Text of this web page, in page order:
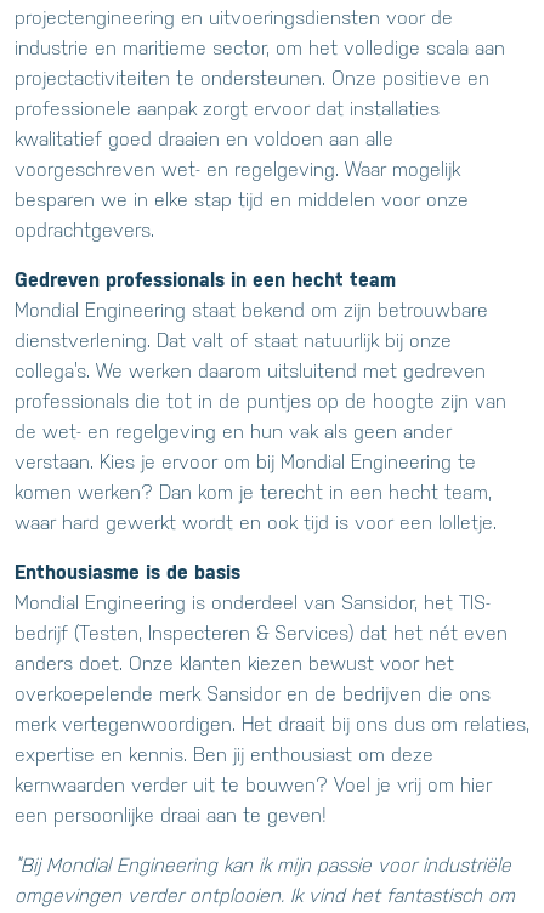
projectengineering en uitvoeringsdiensten voor de
industrie en maritieme sector, om het volledige scala aan
projectactiviteiten te ondersteunen. Onze positieve en
professionele aanpak zorgt ervoor dat installaties
kwalitatief goed draaien en voldoen aan alle
voorgeschreven wet- en regelgeving. Waar mogelijk
besparen we in elke stap tijd en middelen voor onze
opdrachtgevers.
Gedreven professionals in een hecht team
Mondial Engineering staat bekend om zijn betrouwbare
dienstverlening. Dat valt of staat natuurlijk bij onze
collega’s. We werken daarom uitsluitend met gedreven
professionals die tot in de puntjes op de hoogte zijn van
de wet- en regelgeving en hun vak als geen ander
verstaan. Kies je ervoor om bij Mondial Engineering te
komen werken? Dan kom je terecht in een hecht team,
waar hard gewerkt wordt en ook tijd is voor een lolletje.
Enthousiasme is de basis
Mondial Engineering is onderdeel van Sansidor, het TIS-
bedrijf (Testen, Inspecteren & Services) dat het nét even
anders doet. Onze klanten kiezen bewust voor het
overkoepelende merk Sansidor en de bedrijven die ons
merk vertegenwoordigen. Het draait bij ons dus om relaties,
expertise en kennis. Ben jij enthousiast om deze
kernwaarden verder uit te bouwen? Voel je vrij om hier
een persoonlijke draai aan te geven!
“Bij Mondial Engineering kan ik mijn passie voor industriële
omgevingen verder ontplooien. Ik vind het fantastisch om